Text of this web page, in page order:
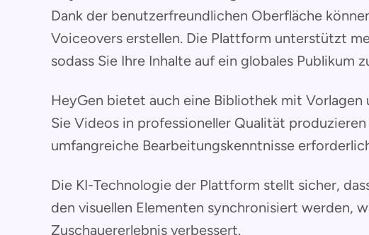
Dank der benutzerfreundlichen Oberfläche
Voiceovers erstellen. Die Plattform unterstützt
sodass Sie Ihre Inhalte auf ein globales Publikum
HeyGen bietet auch eine Bibliothek mit
Sie Videos in professioneller Qualität produzieren
umfangreiche Bearbeitungskenntnisse
Die KI-Technologie der Plattform stellt sicher,
den visuellen Elementen synchronisiert werden,
Zuschauererlebnis verbessert.